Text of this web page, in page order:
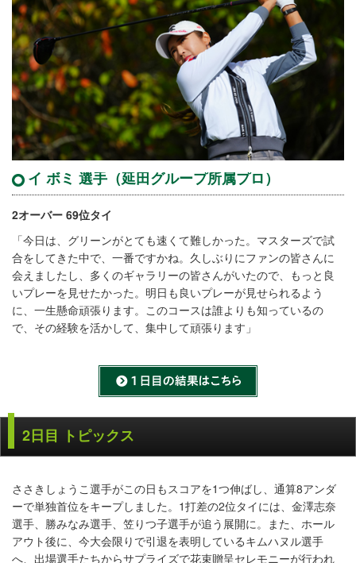
イ ボミ 選手（延田グループ所属プロ）
2オーバー 69位タイ
「今日は、グリーンがとても速くて難しかった。マスターズで試
合をしてきた中で、一番ですかね。久しぶりにファンの皆さんに
会えましたし、多くのギャラリーの皆さんがいたので、もっと良
いプレーを見せたかった。明日も良いプレーが見せられるよう
に、一生懸命頑張ります。このコースは誰よりも知っているの
で、その経験を活かして、集中して頑張ります」
2日目 トピックス
ささきしょうこ選手がこの日もスコアを1つ伸ばし、通算8アンダ
ーで単独首位をキープしました。1打差の2位タイには、金澤志奈
選手、勝みなみ選手、笠りつ子選手が追う展開に。また、ホール
アウト後に、今大会限りで引退を表明しているキムハヌル選手
へ、出場選手たちからサプライズで花束贈呈セレモニーが行われ